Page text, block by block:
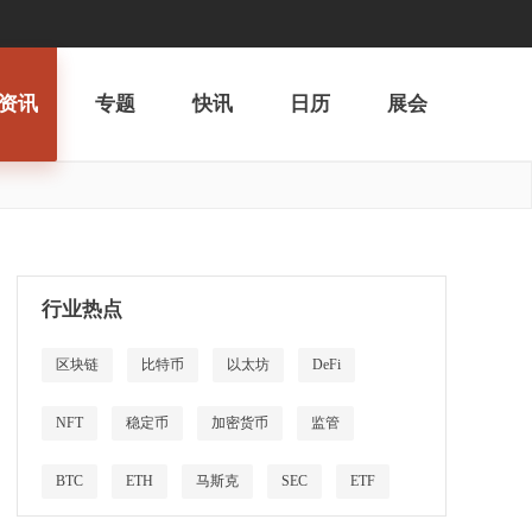
讯 专题 快讯 日历 展会
行业热点
区块链 比特币 以太坊 DeFi
NFT 稳定币 加密货币 监管
BTC ETH 马斯克 SEC ETF